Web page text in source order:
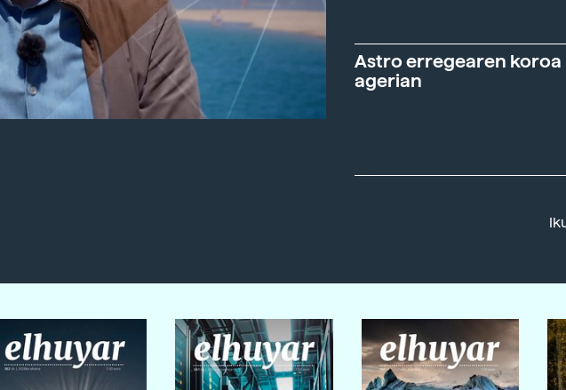
Astro erregearen koroa
agerian